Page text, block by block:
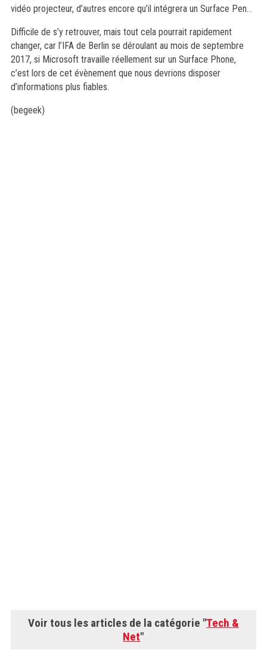
vidéo projecteur, d’autres encore qu’il intégrera un Surface Pen…
Difficile de s’y retrouver, mais tout cela pourrait rapidement
changer, car l’IFA de Berlin se déroulant au mois de septembre
2017, si Microsoft travaille réellement sur un Surface Phone,
c’est lors de cet évènement que nous devrions disposer
d’informations plus fiables.
(begeek)
Voir tous les articles de la catégorie "Tech &
Net"